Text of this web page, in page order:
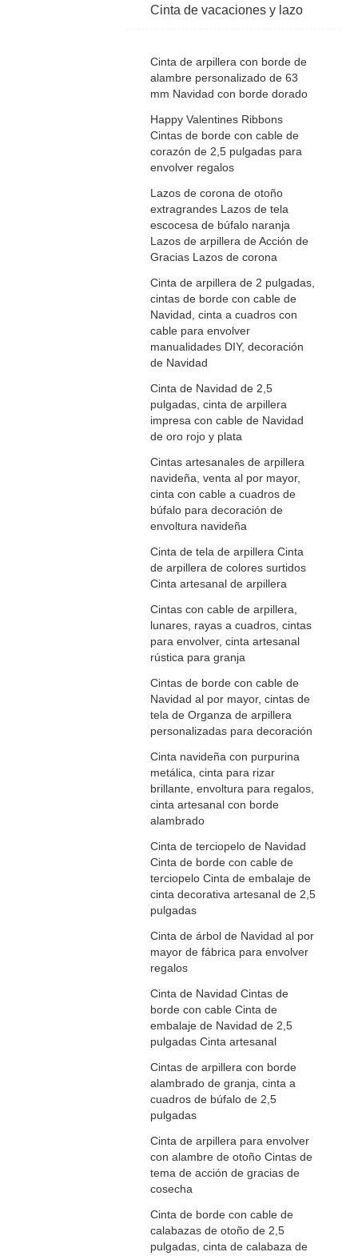
Cinta de vacaciones y lazo
Cinta de arpillera con borde de
alambre personalizado de 63
mm Navidad con borde dorado
Happy Valentines Ribbons
Cintas de borde con cable de
corazón de 2,5 pulgadas para
envolver regalos
Lazos de corona de otoño
extragrandes Lazos de tela
escocesa de búfalo naranja
Lazos de arpillera de Acción de
Gracias Lazos de corona
Cinta de arpillera de 2 pulgadas,
cintas de borde con cable de
Navidad, cinta a cuadros con
cable para envolver
manualidades DIY, decoración
de Navidad
Cinta de Navidad de 2,5
pulgadas, cinta de arpillera
impresa con cable de Navidad
de oro rojo y plata
Cintas artesanales de arpillera
navideña, venta al por mayor,
cinta con cable a cuadros de
búfalo para decoración de
envoltura navideña
Cinta de tela de arpillera Cinta
de arpillera de colores surtidos
Cinta artesanal de arpillera
Cintas con cable de arpillera,
lunares, rayas a cuadros, cintas
para envolver, cinta artesanal
rústica para granja
Cintas de borde con cable de
Navidad al por mayor, cintas de
tela de Organza de arpillera
personalizadas para decoración
Cinta navideña con purpurina
metálica, cinta para rizar
brillante, envoltura para regalos,
cinta artesanal con borde
alambrado
Cinta de terciopelo de Navidad
Cinta de borde con cable de
terciopelo Cinta de embalaje de
cinta decorativa artesanal de 2,5
pulgadas
Cinta de árbol de Navidad al por
mayor de fábrica para envolver
regalos
Cinta de Navidad Cintas de
borde con cable Cinta de
embalaje de Navidad de 2,5
pulgadas Cinta artesanal
Cintas de arpillera con borde
alambrado de granja, cinta a
cuadros de búfalo de 2,5
pulgadas
Cinta de arpillera para envolver
con alambre de otoño Cintas de
tema de acción de gracias de
cosecha
Cinta de borde con cable de
calabazas de otoño de 2,5
pulgadas, cinta de calabaza de